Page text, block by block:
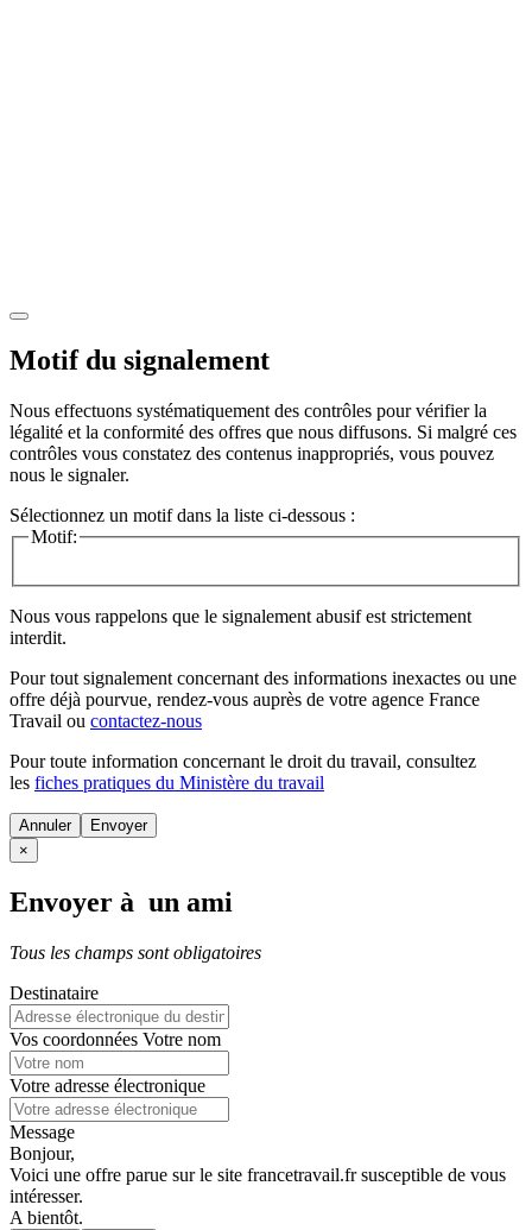
Motif du signalement
Nous effectuons systématiquement des contrôles pour vérifier la
légalité et la conformité des offres que nous diffusons. Si malgré ces
contrôles vous constatez des contenus inappropriés, vous pouvez
nous le signaler.
Sélectionnez un motif dans la liste ci-dessous :
Motif:
Nous vous rappelons que le signalement abusif est strictement
interdit.
Pour tout signalement concernant des informations inexactes ou une
offre déjà pourvue, rendez-vous auprès de votre agence France
Travail ou contactez-nous
Pour toute information concernant le droit du travail, consultez
les fiches pratiques du Ministère du travail
Annuler
×
Envoyer à un ami
Tous les champs sont obligatoires
Destinataire
Vos coordonnées Votre nom
Votre adresse électronique
Message
Bonjour,
Voici une offre parue sur le site francetravail.fr susceptible de vous
intéresser.
A bientôt.